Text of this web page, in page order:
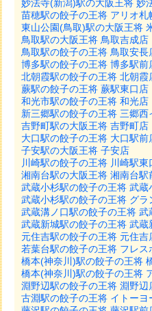
妙法寺(新潟)駅の大阪王将 妙
苗穂駅の餃子の王将 アリオ札
東山公園(鳥取)駅の大阪王将
鳥取駅の大阪王将 鳥取吉成店
鳥取駅の餃子の王将 鳥取安長
博多駅の餃子の王将 博多駅前
北朝霞駅の餃子の王将 北朝霞
蕨駅の餃子の王将 蕨駅東口店
和光市駅の餃子の王将 和光店
新三郷駅の餃子の王将 三郷西
吉野町駅の大阪王将 吉野町店
大口駅の餃子の王将 大口駅前
子安駅の大阪王将 子安店
川崎駅の餃子の王将 川崎駅東
湘南台駅の大阪王将 湘南台駅
武蔵小杉駅の餃子の王将 武蔵
武蔵小杉駅の餃子の王将 グ
武蔵溝ノ口駅の餃子の王将 武
武蔵新城駅の餃子の王将 武蔵
元住吉駅の餃子の王将 元住吉
若葉台駅の餃子の王将 フレス
橋本(神奈川)駅の餃子の王将
橋本(神奈川)駅の餃子の王将
淵野辺駅の餃子の王将 淵野辺
古淵駅の餃子の王将 イトーヨ